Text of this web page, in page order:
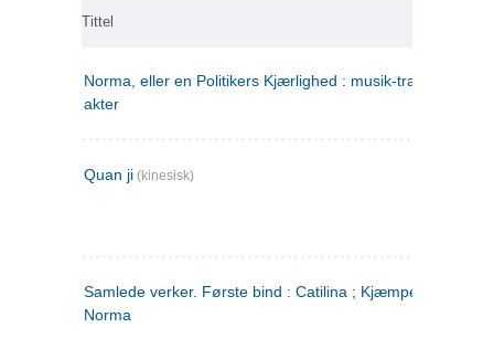
Tittel
Norma, eller en Politikers Kjærlighed : musik-tragedie i tre
akter
Quan ji (kinesisk)
Samlede verker. Første bind : Catilina ; Kjæmpehøien ;
Norma